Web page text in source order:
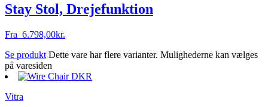
Stay Stol, Drejefunktion
Fra 6.798,00kr.
Se produkt Dette vare har flere varianter. Mulighederne kan vælges
på varesiden
Vitra